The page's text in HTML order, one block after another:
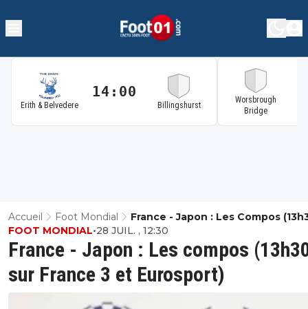
Erith & Belvedere
14:00
Billingshurst
Worsbrough
Bridge
Accueil Foot Mondial
France - Japon : Les Compos
France 3 Et Eurosport)
France - Japon : Les compos
sur France 3 et Eurosport)
FOOT MONDIAL•28 JUIL. , 12:30